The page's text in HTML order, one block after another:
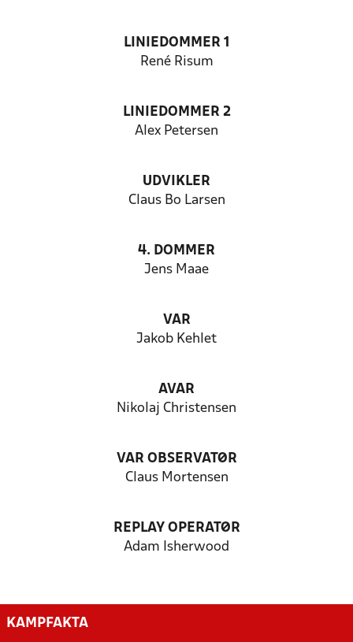
LINIEDOMMER 1
René Risum
LINIEDOMMER 2
Alex Petersen
UDVIKLER
Claus Bo Larsen
4. DOMMER
Jens Maae
VAR
Jakob Kehlet
AVAR
Nikolaj Christensen
VAR OBSERVATØR
Claus Mortensen
REPLAY OPERATØR
Adam Isherwood
KAMPFAKTA